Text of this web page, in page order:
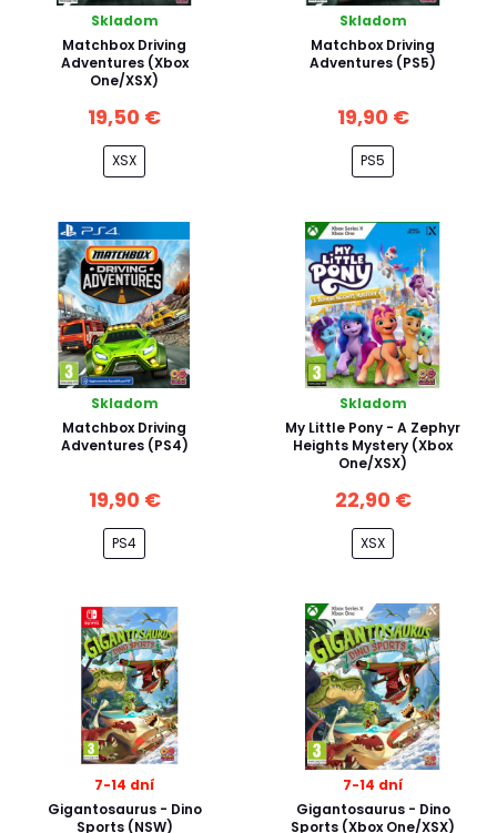
Skladom
Matchbox Driving
Adventures (Xbox
One/XSX)
19,50 €
XSX
Skladom
Matchbox Driving
Adventures (PS5)
19,90 €
PS5
Skladom
Matchbox Driving
Adventures (PS4)
19,90 €
PS4
Skladom
My Little Pony - A Zephyr
Heights Mystery (Xbox
One/XSX)
22,90 €
XSX
7-14 dní
Gigantosaurus - Dino
Sports (NSW)
7-14 dní
Gigantosaurus - Dino
Sports (Xbox One/XSX)